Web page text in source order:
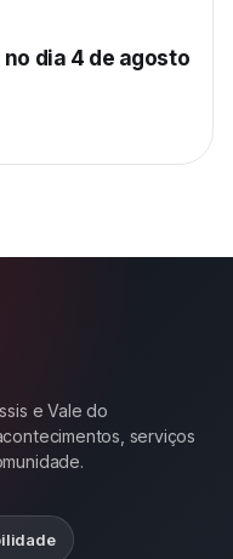
no dia 4 de agosto
e Vale do
serviços